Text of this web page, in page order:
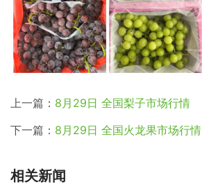
上一篇： 8月29日 全国梨子市场行情
下一篇： 8月29日 全国火龙果市场行情
相关新闻